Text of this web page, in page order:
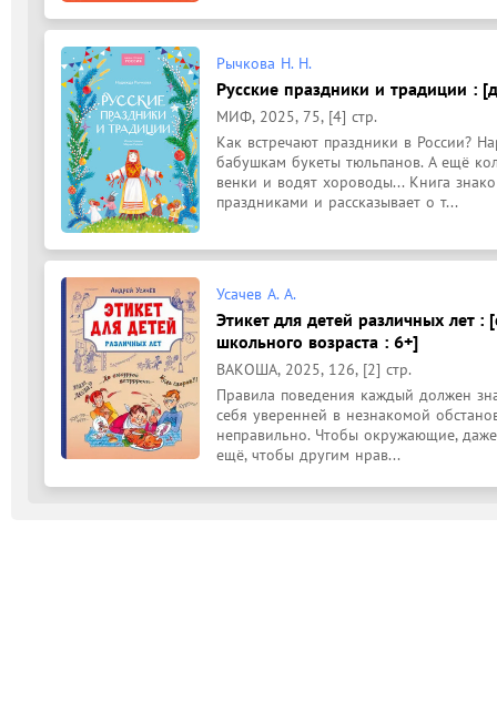
Рычкова Н. Н.
Русские праздники и традиции :
МИФ, 2025, 75, [4] стр.
Как встречают праздники в России?
бабушкам букеты тюльпанов. А ещё
венки и водят хороводы... Книга
праздниками и рассказывает о т...
Усачев А. А.
Этикет для детей различных лет
школьного возраста : 6+]
ВАКОША, 2025, 126, [2] стр.
Правила поведения каждый должен
себя уверенней в незнакомой
неправильно. Чтобы окружающие,
ещё, чтобы другим нрав...